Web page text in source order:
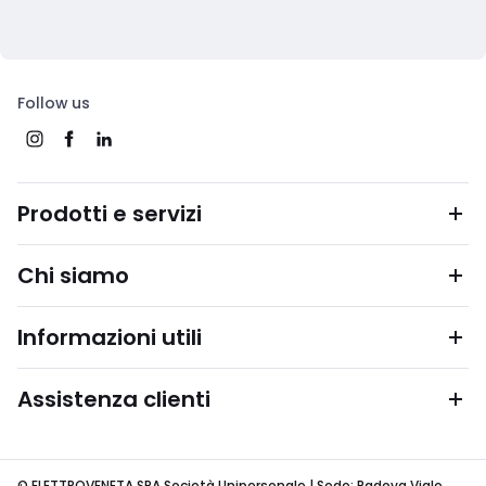
Follow us
Prodotti e servizi
Chi siamo
Informazioni utili
Assistenza clienti